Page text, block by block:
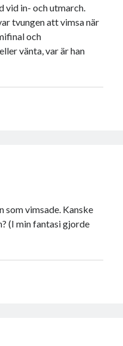
vid in- och utmarch.
tvungen att vimsa när
och
vänta, var är han
som vimsade. Kanske
(I min fantasi gjorde